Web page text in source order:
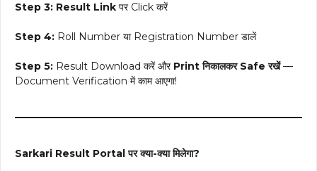
Step 3: Result Link पर Click करें
Step 4: Roll Number या Registration Number डालें
Step 5: Result Download करें और Print निकालकर Safe रखें—
Document Verification में काम आएगा!
Sarkari Result Portal पर क्या-क्या मिलेगा?